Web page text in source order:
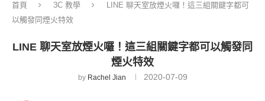
首頁 3C 教學
LINE 聊天室放煙火囉！這三組關鍵字都可
以觸發同煙火特效
LINE 聊天室放煙火囉！這三組關鍵字都可以觸發同
煙火特效
by Rachel Jian 2020-07-09